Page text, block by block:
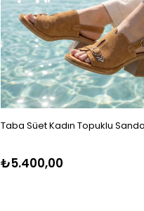
Taba Süet Kadın Topuklu
₺5.400,00